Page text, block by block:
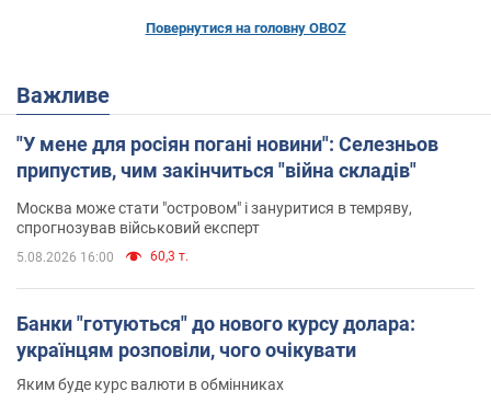
Повернутися на головну OBOZ
Важливе
"У мене для росіян погані новини": Селезньов
припустив, чим закінчиться "війна складів"
Москва може стати "островом" і зануритися в темряву,
спрогнозував військовий експерт
5.08.2026 16:00 60,3 т.
Банки "готуються" до нового курсу долара:
українцям розповіли, чого очікувати
Яким буде курс валюти в обмінниках